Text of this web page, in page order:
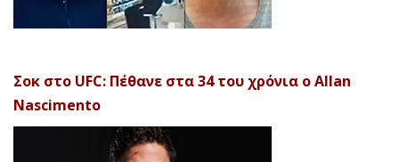
Σοκ στο UFC: Πέθανε στα 34 του χρόνια ο Allan
Nascimento